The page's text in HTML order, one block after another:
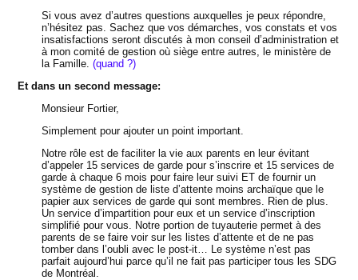
Si vous avez d’autres questions auxquelles je peux répondre,
n’hésitez pas. Sachez que vos démarches, vos constats et vos
insatisfactions seront discutés à mon conseil d’administration et
à mon comité de gestion où siège entre autres, le ministère de
la Famille. (quand ?)
Et dans un second message:
Monsieur Fortier,
Simplement pour ajouter un point important.
Notre rôle est de faciliter la vie aux parents en leur évitant
d’appeler 15 services de garde pour s’inscrire et 15 services de
garde à chaque 6 mois pour faire leur suivi ET de fournir un
système de gestion de liste d’attente moins archaïque que le
papier aux services de garde qui sont membres. Rien de plus.
Un service d’impartition pour eux et un service d’inscription
simplifié pour vous. Notre portion de tuyauterie permet à des
parents de se faire voir sur les listes d’attente et de ne pas
tomber dans l’oubli avec le post-it… Le système n’est pas
parfait aujourd’hui parce qu’il ne fait pas participer tous les SDG
de Montréal.